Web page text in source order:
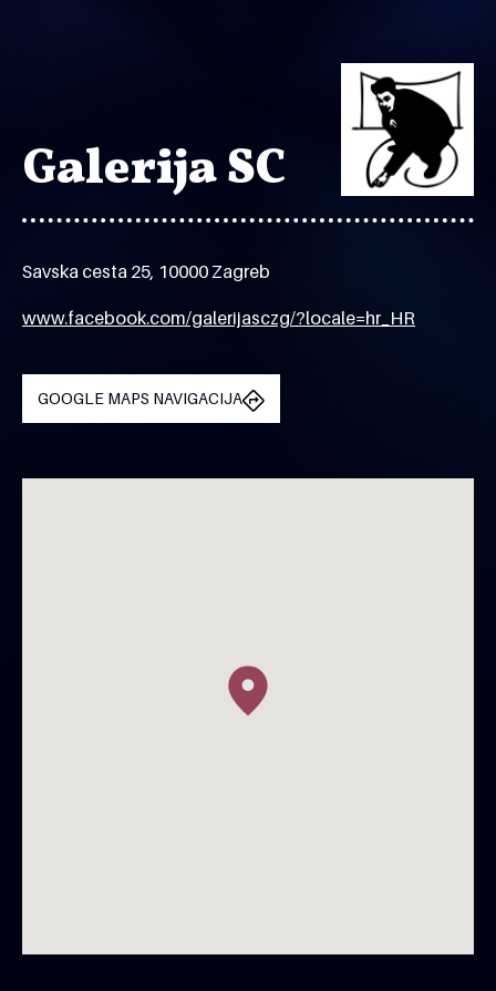
Galerija SC
Savska cesta 25, 10000 Zagreb
www.facebook.com/galerijasczg/?locale=hr_HR
GOOGLE MAPS NAVIGACIJA